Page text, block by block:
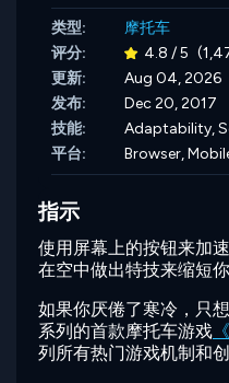
类型:
摩托车
评分:
4.8 / 5
更新:
Aug 04, 2026
发布:
Dec 20, 2017
技能:
Adaptability,
平台:
Browser,
指示
使用屏幕上的按钮来加
在空中做出特技来缩短
如果你厌倦了寒冷，只
系列的首款摩托车游戏
列所有热门游戏机制和创